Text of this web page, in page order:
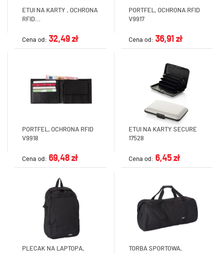
ETUI NA KARTY , OCHRONA
RFID...
Cena od: 32,49 zł
PORTFEL, OCHRONA RFID
V9917
Cena od: 36,91 zł
PORTFEL, OCHRONA RFID
V9918
Cena od: 69,48 zł
ETUI NA KARTY SECURE
17528
Cena od: 6,45 zł
PLECAK NA LAPTOPA,
TORBA SPORTOWA,